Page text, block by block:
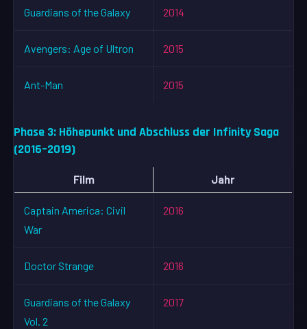
Guardians of the Galaxy 2014
Avengers: Age of Ultron 2015
Ant-Man 2015
Phase 3: Höhepunkt und Abschluss der Infinity Saga
(2016–2019)
Film Jahr
Captain America: Civil
War
2016
Doctor Strange 2016
Guardians of the Galaxy
Vol. 2
2017